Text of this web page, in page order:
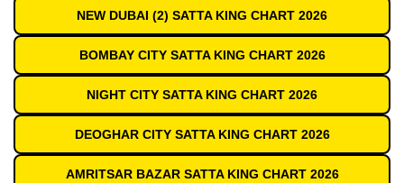
NEW DUBAI (2) SATTA KING CHART 2026
BOMBAY CITY SATTA KING CHART 2026
NIGHT CITY SATTA KING CHART 2026
DEOGHAR CITY SATTA KING CHART 2026
AMRITSAR BAZAR SATTA KING CHART 2026